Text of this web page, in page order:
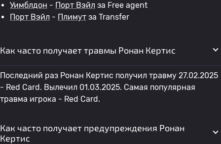
Уимблдон - Порт Вэйл за Free agent
Порт Вэйл - Плимут за Transfer
Как часто получает травмы Ронан Кертис
Последний раз Ронан Кертис получил травму 27.02.2025
- Red Card. Вылечил 01.03.2025. Самая популярная
травма игрока - Red Card.
Как часто получает предупреждения Ронан
Кертис